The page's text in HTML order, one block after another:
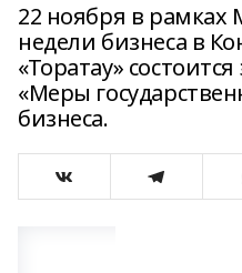
22 ноября в
недели бизнеса в
«Торатау»
«Меры
бизнеса.